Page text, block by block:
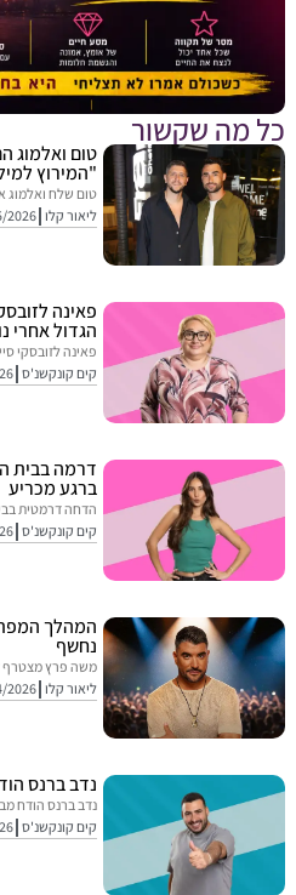
שקשור
טום ואלמוג הם
"המירוץ למיליון"
טום שלח ואלמוג אוחיון
ליאור קלו 11/05/2026
פאינה לזובסקי
הגדול אחרי
פאינה לזובסקי סיימה
קים קונקשנ'ס 04/2026
דרמה בבית האח
ברגע מכריע
הדחה דרמטית בבית האח
קים קונקשנ'ס 04/2026
נחשף
משה פרץ מצטרף לפאנל
ליאור קלו 15/04/2026
נדב ברנס הודח
נדב ברנס הודח מבית
קים קונקשנ'ס 04/2026